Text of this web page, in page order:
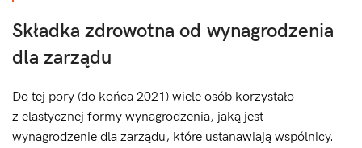
Składka zdrowotna od wynagrodzenia
dla zarządu
Do tej pory (do końca 2021) wiele osób korzystało
z elastycznej formy wynagrodzenia, jaką jest
wynagrodzenie dla zarządu, które ustanawiają wspólnicy.